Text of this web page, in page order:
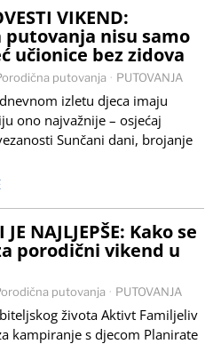
VIKEND:
putovanja nisu samo
učionice bez zidova
putovanja · PUTOVANJA
izletu djeca imaju
ono najvažnije – osjećaj
Sunčani dani, brojanje
NAJLJEPŠE: Kako se
porodični vikend u
putovanja · PUTOVANJA
života Aktivt Familjeliv
kampiranje s djecom Planirate